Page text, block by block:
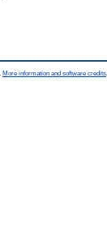
More information and software credits